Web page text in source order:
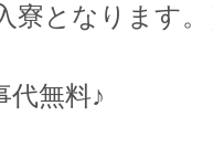
寮となります
代無料♪